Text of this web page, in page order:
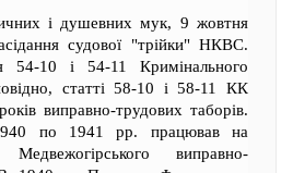
і душевних мук, 9 жовтня
судової "трійки" НКВС.
54-10 і 54-11 Кримінального
статті 58-10 і 58-11 КК
виправно-трудових таборів.
по 1941 рр. працював на
виправно-